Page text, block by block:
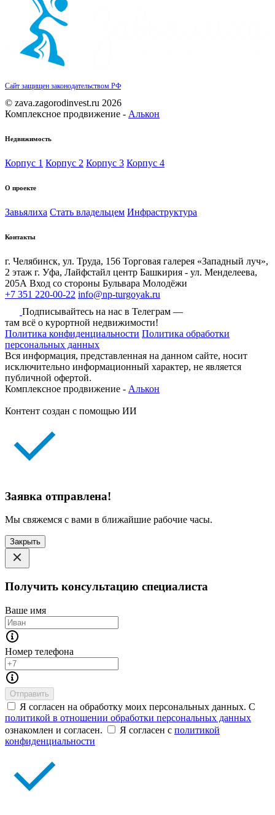
Сайт защищен законодательством РФ
© zava.zagorodinvest.ru 2026
Комплексное продвижение - Алькон
Недвижимость
Корпус 1 Корпус 2 Корпус 3 Корпус 4
О проекте
Завьялиха Стать владельцем Инфраструктура
Контакты
г. Челябинск, ул. Труда, 156 Торговая галерея «Западный луч»,
2 этаж г. Уфа, Лайфстайл центр Башкирия - ул. Менделеева,
205А Вход со стороны Бульвара Молодёжи
+7 351 220-00-22 info@np-turgoyak.ru
Подписывайтесь на нас в Телеграм —
там всё о курортной недвижимости!
Политика конфиденциальности Политика обработки
персональных данных
Вся информация, представленная на данном сайте, носит
исключительно информационный характер, не является
публичной офертой.
Комплексное продвижение - Алькон
Контент создан с помощью ИИ
Заявка отправлена!
Мы свяжемся с вами в ближайшие рабочие часы.
Закрыть
Получить консультацию специалиста
Ваше имя
Номер телефона
Отправить
Я согласен на обработку моих персональных данных. С
политикой в отношении обработки персональных данных
ознакомлен и согласен.
Я согласен с политикой
конфиденциальности